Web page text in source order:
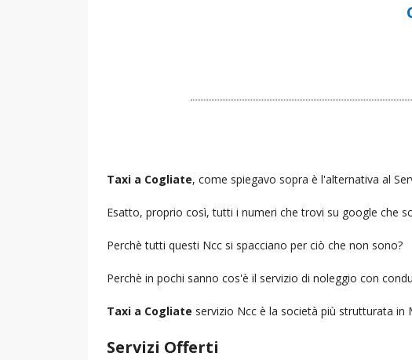
Taxi a Cogliate, come spiegavo sopra è l'alternativa al
Esatto, proprio così, tutti i numeri che trovi su google che
Perchè tutti questi Ncc si spacciano per ciò che non sono?
Perchè in pochi sanno cos'è il servizio di noleggio con
Taxi a Cogliate servizio Ncc è la società più strutturata in
Servizi Offerti